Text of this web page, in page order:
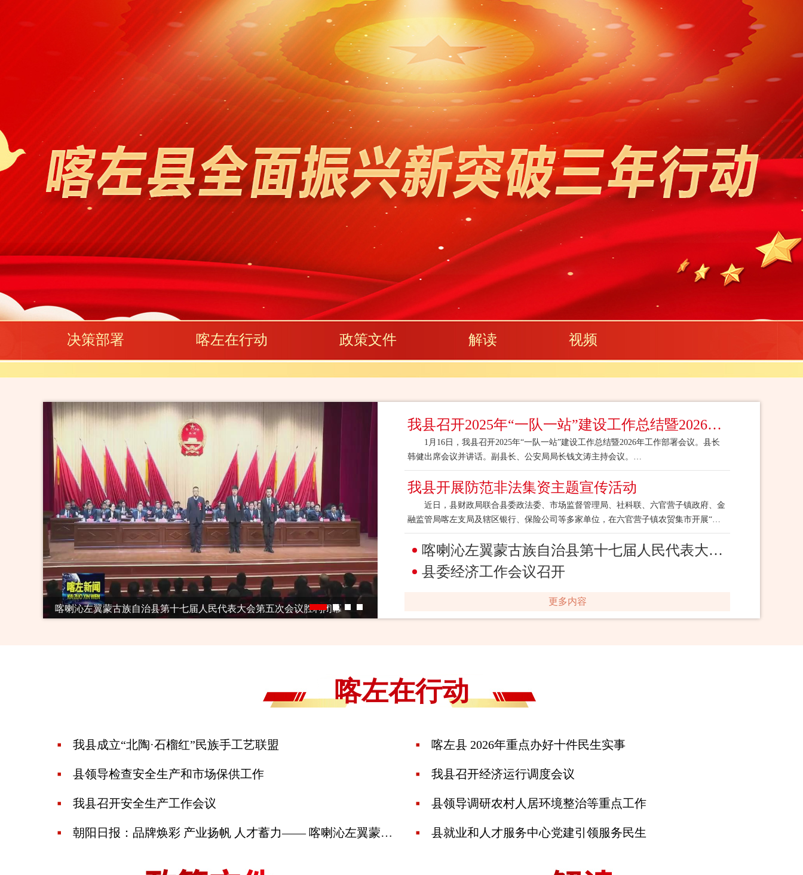
决策部署 喀左在行动 政策文件 解读 视频
喀喇沁左翼蒙古族自治县第十七届人民代表大会第五次会议胜利闭幕
我县召开2025年“一队一站”建设工作总结暨2026年工作部署会议
1月16日，我县召开2025年“一队一站”建设工作总结暨2026年工作部署会议。县长
韩健出席会议并讲话。副县长、公安局局长钱文涛主持会议。
会议指出，推进“一队一站”建设是深入贯...
我县开展防范非法集资主题宣传活动
近日，县财政局联合县委政法委、市场监督管理局、社科联、六官营子镇政府、金
融监管局喀左支局及辖区银行、保险公司等多家单位，在六官营子镇农贸集市开展“送
防非知识、赶平安大集”防范非法集资主题宣传活动，...
喀喇沁左翼蒙古族自治县第十七届人民代表大会第五次会议胜利闭幕
县委经济工作会议召开
更多内容
喀左在行动
我县成立“北陶·石榴红”民族手工艺联盟 喀左县 2026年重点办好十件民生实事
县领导检查安全生产和市场保供工作 我县召开经济运行调度会议
我县召开安全生产工作会议 县领导调研农村人居环境整治等重点工作
朝阳日报：品牌焕彩 产业扬帆 人才蓄力—— 喀喇沁左翼蒙古族自治县奏响电商发展“三重奏” 县就业和人才服务中心党建引领服务民生